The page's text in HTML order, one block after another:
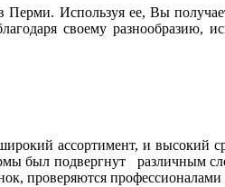
Используя ее, Вы
своему разнообразию,
ассортимент, и
был подвергнут различным
проверяются профессионалами